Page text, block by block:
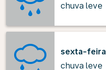
chuva leve
sexta-feira
chuva leve